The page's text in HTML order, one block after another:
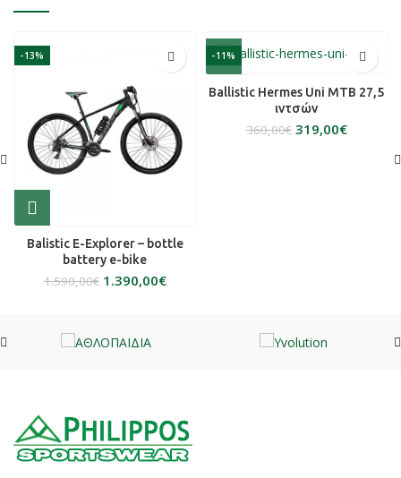
-13%
Balistic E-Explorer – bottle
battery e-bike
1.590,00€ 1.390,00€
-11%
Ballistic Hermes Uni MTB 27,5
ιντσών
360,00€ 319,00€